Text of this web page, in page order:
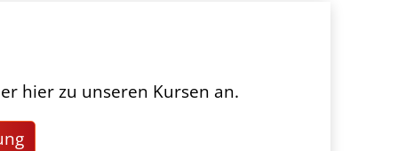
hier zu unseren Kursen an.